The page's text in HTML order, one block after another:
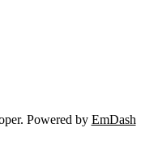
Powered by EmDash